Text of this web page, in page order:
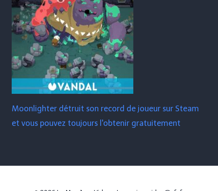
Moonlighter détruit son record de joueur sur Steam
et vous pouvez toujours l'obtenir gratuitement